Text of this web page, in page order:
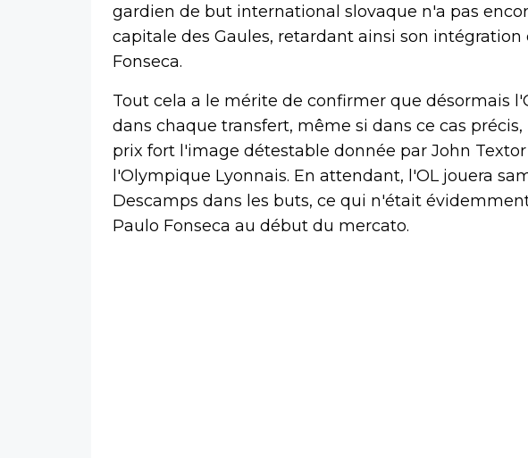
gardien de but international slovaque n'a pas
capitale des Gaules, retardant ainsi son
Fonseca.
Tout cela a le mérite de confirmer que désormais
dans chaque transfert, même si dans ce cas
prix fort l'image détestable donnée par John
l'Olympique Lyonnais. En attendant, l'OL jouera
Descamps dans les buts, ce qui n'était
Paulo Fonseca au début du mercato.